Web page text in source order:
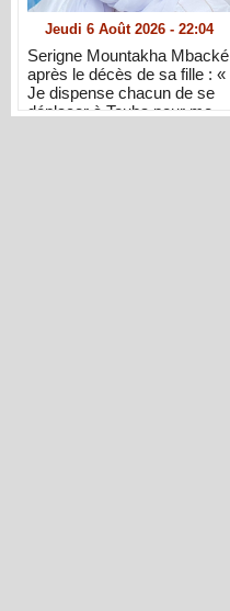
Jeudi 6 Août 2026 - 22:04
Serigne Mountakha Mbacké
après le décès de sa fille : «
Je dispense chacun de se
déplacer à Touba pour me